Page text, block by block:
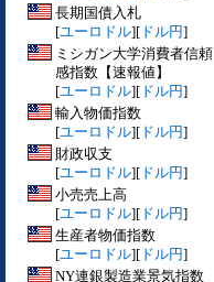
長期国債入札
[ユーロドル][ ドル円]
ミシガン大学消費者信頼
感指数【速報値】
[ユーロドル][ ドル円]
輸入物価指数
[ユーロドル][ ドル円]
財政収支
[ユーロドル][ ドル円]
小売売上高
[ユーロドル][ ドル円]
生産者物価指数
[ユーロドル][ ドル円]
NY連銀製造業景気指数